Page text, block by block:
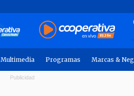
Multimedia Programas Marcas &